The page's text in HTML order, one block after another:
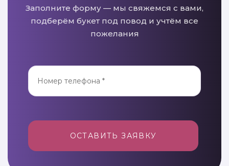
Заполните форму — мы свяжемся с вами,
подберём букет под повод и учтём все
пожелания
ОСТАВИТЬ ЗАЯВКУ